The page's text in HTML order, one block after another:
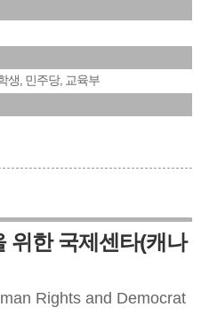
생 민주당, 교육부
위한 국제센타(캐나
Rights and Democrat